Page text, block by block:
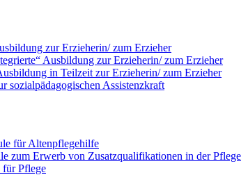
zur Erzieherin/ zum Erzieher
Ausbildung zur Erzieherin/ zum Erzieher
in Teilzeit zur Erzieherin/ zum Erzieher
sozialpädagogischen Assistenzkraft
für Altenpflegehilfe
zum Erwerb von Zusatzqualifikationen in der Pflege
für Pflege